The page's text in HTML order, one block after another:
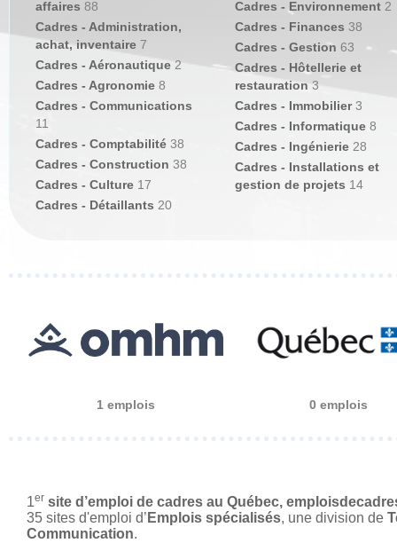
affaires 88
Cadres - Administration,
achat, inventaire 7
Cadres - Aéronautique 2
Cadres - Agronomie 8
Cadres - Communications
11
Cadres - Comptabilité 38
Cadres - Construction 38
Cadres - Culture 17
Cadres - Détaillants 20
Cadres - Environnement 2
Cadres - Finances 38
Cadres - Gestion 63
Cadres - Hôtellerie et
restauration 3
Cadres - Immobilier3
Cadres - Informatique 8
Cadres - Ingénierie 28
Cadres - Installations et
gestion de projets 14
1 emplois 0 emplois
1er site d’emploi de cadres au Québec,
35 sites d'emploi d’ Emplois spécialisés, une division de
Communication.